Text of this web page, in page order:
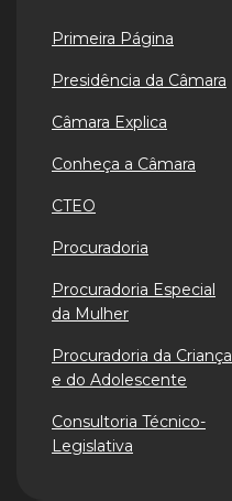
Primeira Página
Presidência da Câmara
Câmara Explica
Conheça a Câmara
CTEO
Procuradoria
Procuradoria Especial
da Mulher
Procuradoria da Criança
e do Adolescente
Consultoria Técnico-
Legislativa